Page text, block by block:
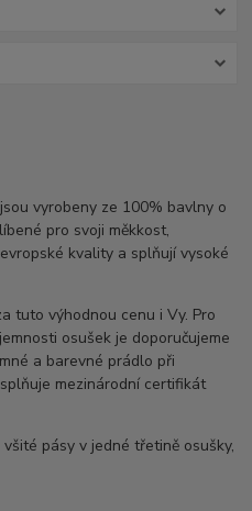
vyrobeny ze 100% bavlny o
pro svoji měkkost,
kvality a splňují vysoké
tuto výhodnou cenu i Vy. Pro
osušek je doporučujeme
a barevné prádlo při
mezinárodní certifikát
pásy v jedné třetině osušky,